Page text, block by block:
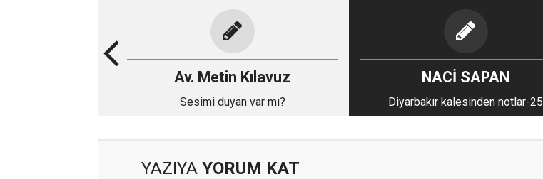
Av. Metin Kılavuz
Sesimi duyan var mı?
NACİ SAPAN
Diyarbakır kalesinden notlar-25
YAZIYA YORUM KAT